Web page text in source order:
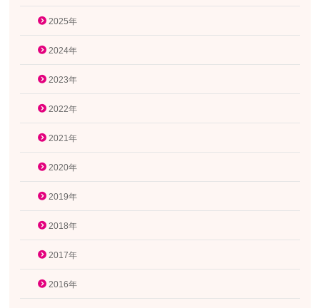
2025年
2024年
2023年
2022年
2021年
2020年
2019年
2018年
2017年
2016年